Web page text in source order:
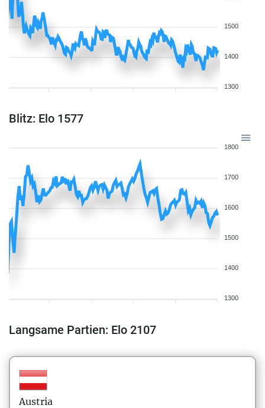
1500
1400
1300
Blitz: Elo 1577
1800
1700
1600
1500
1400
1300
Langsame Partien: Elo 2107
Austria